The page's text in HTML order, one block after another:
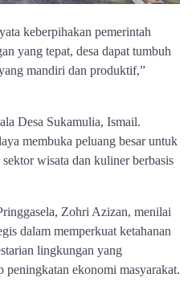
keberpihakan pemerintah
yang tepat, desa dapat tumbuh
mandiri dan produktif,”
Desa Sukamulia, Ismail.
membuka peluang besar untuk
wisata dan kuliner berbasis
Zohri Azizan, menilai
dalam memperkuat ketahanan
lingkungan yang
peningkatan ekonomi masyarakat.